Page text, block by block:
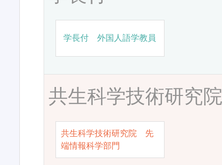
学長付 外国人語学教員
共生科学技術研究
共生科学技術研究院 先
端情報科学部門